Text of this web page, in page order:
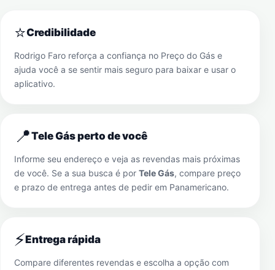
⭐Credibilidade
Rodrigo Faro reforça a confiança no Preço do Gás e
ajuda você a se sentir mais seguro para baixar e usar o
aplicativo.
📍Tele Gás perto de você
Informe seu endereço e veja as revendas mais próximas
de você. Se a sua busca é por Tele Gás, compare preço
e prazo de entrega antes de pedir em Panamericano.
⚡Entrega rápida
Compare diferentes revendas e escolha a opção com